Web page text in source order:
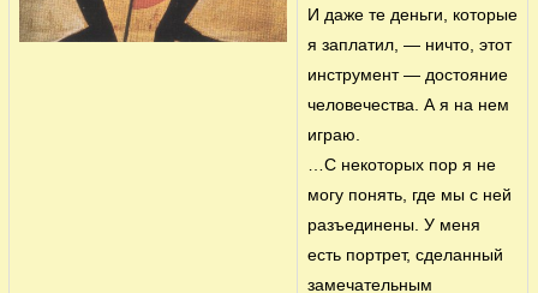
И даже те деньги, которые
я заплатил, — ничто, этот
инструмент — достояние
человечества. А я на нем
играю.
…С некоторых пор я не
могу понять, где мы с ней
разъединены. У меня
есть портрет, сделанный
замечательным